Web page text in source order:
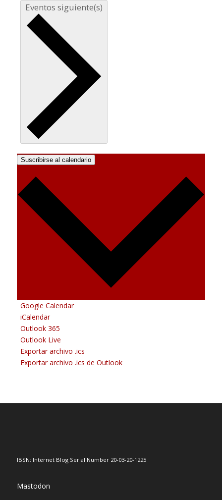
Eventos siguiente(s)
Suscribirse al calendario
Google Calendar
iCalendar
Outlook 365
Outlook Live
Exportar archivo .ics
Exportar archivo .ics de Outlook
IBSN: Internet Blog Serial Number 20-03-20-1225
Mastodon